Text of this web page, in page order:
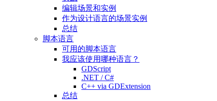
编辑场景和实例
作为设计语言的场景实例
总结
脚本语言
可用的脚本语言
我应该使用哪种语言？
GDScript
.NET / C#
C++ via GDExtension
总结